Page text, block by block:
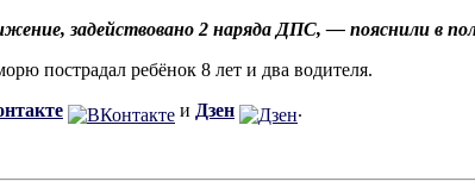
задействовано 2 наряда ДПС, — пояснили в
пострадал ребёнок 8 лет и два водителя.
и Дзен .